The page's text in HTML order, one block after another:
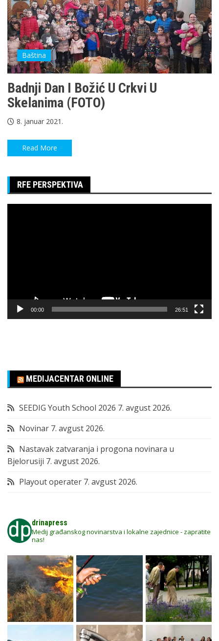
Baština
Badnji Dan I Božić U Crkvi U
Skelanima (FOTO)
8. januar 2021.
Read More
RFE PERSPEKTIVA
00:00 26:51
MEDIJACENTAR ONLINE
SEEDIG Youth School 2026 7. avgust 2026.
Novinar 7. avgust 2026.
Nastavak zatvaranja i progona novinara u
Bjelorusiji 7. avgust 2026.
Playout operater 7. avgust 2026.
drinapress
Medij građanskog novinarstva i lokalne zajednice - zapratite
nas!